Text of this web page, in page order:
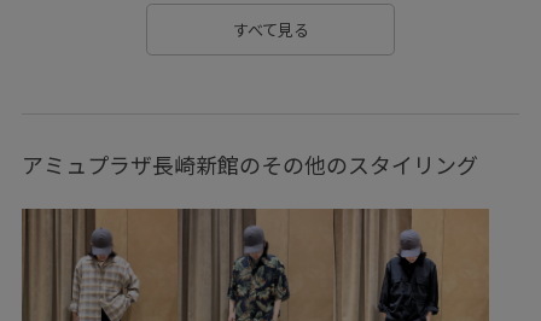
フェイクレザー フリル
レザー調 ワイドパンツ 上品 光沢感 天然皮革
快適 快適なはき心地 抜け感 滑らかな肌触り
爽やか 着心地が良い 程よいボリューム 程よい厚み
立体的 自然な風合い 華やか 長さ調節可能
すべて見る
アミュプラザ長崎新館のその他のスタイリング